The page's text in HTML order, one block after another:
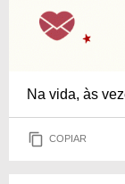
Na vida, às
COPIAR